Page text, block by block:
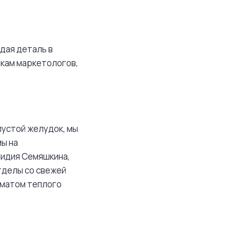
деталь в
маркетологов,
желудок, мы
на
Семяшкина,
со свежей
теплого